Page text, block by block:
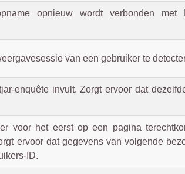
opnieuw wordt verbonden met
van een gebruiker te
enquête invult. Zorgt ervoor dat
voor het eerst op een pagina
ervoor dat gegevens van volgende
ID.